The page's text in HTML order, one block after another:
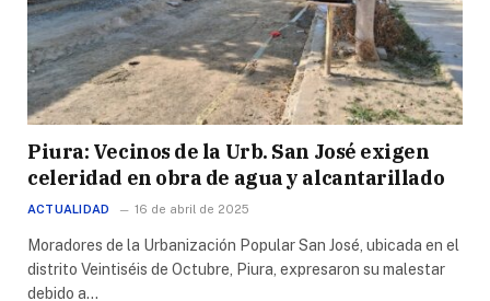
Piura: Vecinos de la Urb. San José exigen
celeridad en obra de agua y alcantarillado
ACTUALIDAD 16 de abril de 2025
Moradores de la Urbanización Popular San José, ubicada en el
distrito Veintiséis de Octubre, Piura, expresaron su malestar
debido a…